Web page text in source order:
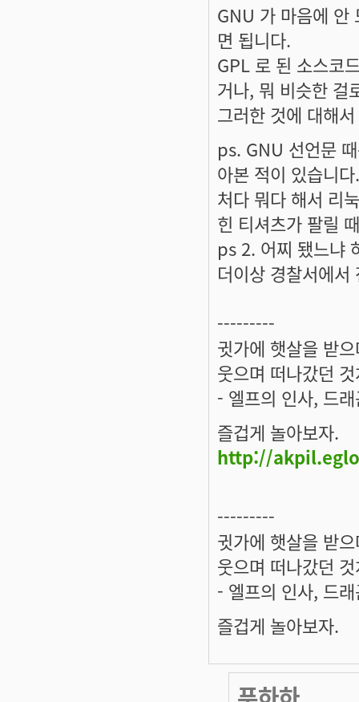
GNU 가 마음에 안
면 됩니다.
GPL 로 된 소스코
거나, 뭐 비슷한 걸
그러한 것에 대해
ps. GNU 선언문
아본 적이 있습니
처다 뭐다 해서 리
힌 티셔츠가 팔릴
ps 2. 어찌 됐느냐
더이상 경찰서에서
---------
귓가에 햇살을 받
웃으며 떠나갔던
- 엘프의 인사, 드
즐겁게 놀아보자.
http://
---------
귓가에 햇살을 받
웃으며 떠나갔던
- 엘프의 인사, 드
즐겁게 놀아보자.